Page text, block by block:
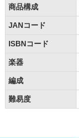
商品構成
JANコード
ISBNコード
楽器
編成
難易度